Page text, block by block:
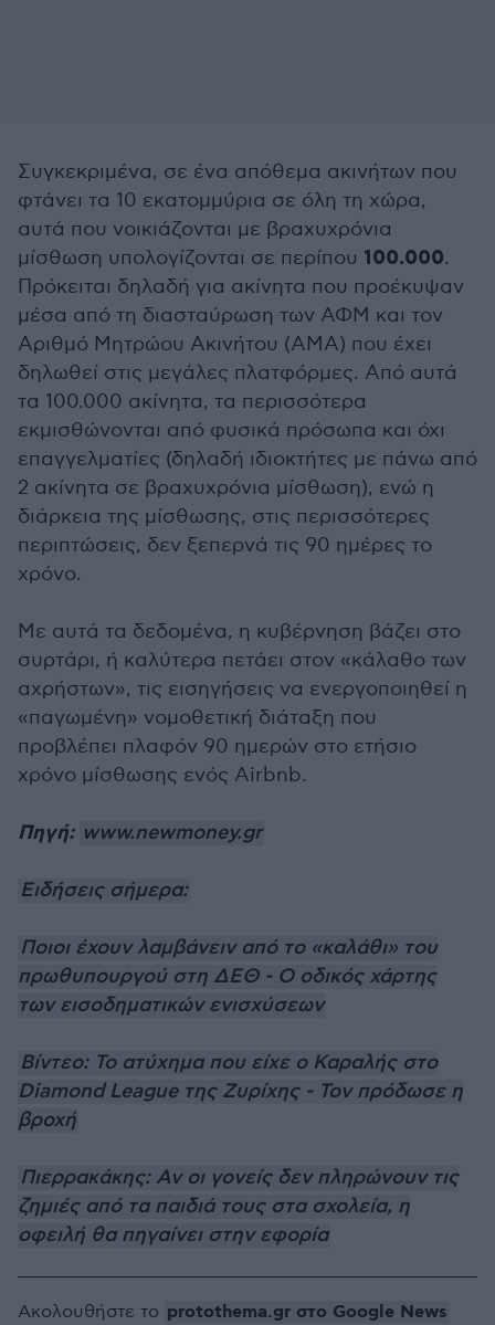
Συγκεκριμένα, σε ένα απόθεμα ακινήτων που
φτάνει τα 10 εκατομμύρια σε όλη τη χώρα,
αυτά που νοικιάζονται με βραχυχρόνια
μίσθωση υπολογίζονται σε περίπου 100.000.
Πρόκειται δηλαδή για ακίνητα που προέκυψαν
μέσα από τη διασταύρωση των ΑΦΜ και τον
Αριθμό Μητρώου Ακινήτου (ΑΜΑ) που έχει
δηλωθεί στις μεγάλες πλατφόρμες. Από αυτά
τα 100.000 ακίνητα, τα περισσότερα
εκμισθώνονται από φυσικά πρόσωπα και όχι
επαγγελματίες (δηλαδή ιδιοκτήτες με πάνω από
2 ακίνητα σε βραχυχρόνια μίσθωση), ενώ η
διάρκεια της μίσθωσης, στις περισσότερες
περιπτώσεις, δεν ξεπερνά τις 90 ημέρες το
χρόνο.
Με αυτά τα δεδομένα, η κυβέρνηση βάζει στο
συρτάρι, ή καλύτερα πετάει στον «κάλαθο των
αχρήστων», τις εισηγήσεις να ενεργοποιηθεί η
«παγωμένη» νομοθετική διάταξη που
προβλέπει πλαφόν 90 ημερών στο ετήσιο
χρόνο μίσθωσης ενός Airbnb.
Πηγή: www.newmoney.gr
Ειδήσεις σήμερα:
Ποιοι έχουν λαμβάνειν από το «καλάθι» του
πρωθυπουργού στη ΔΕΘ - Ο οδικός χάρτης
των εισοδηματικών ενισχύσεων
Βίντεο: Το ατύχημα που είχε ο Καραλής στο
Diamond League της Ζυρίχης - Τον πρόδωσε η
βροχή
Πιερρακάκης: Αν οι γονείς δεν πληρώνουν τις
ζημιές από τα παιδιά τους στα σχολεία, η
οφειλή θα πηγαίνει στην εφορία
Ακολουθήστε το protothema.gr στο Google News